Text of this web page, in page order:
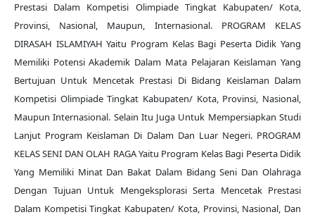
Prestasi Dalam Kompetisi Olimpiade Tingkat Kabupaten/ Kota,
Provinsi, Nasional, Maupun, Internasional. PROGRAM KELAS
DIRASAH ISLAMIYAH Yaitu Program Kelas Bagi Peserta Didik Yang
Memiliki Potensi Akademik Dalam Mata Pelajaran Keislaman Yang
Bertujuan Untuk Mencetak Prestasi Di Bidang Keislaman Dalam
Kompetisi Olimpiade Tingkat Kabupaten/ Kota, Provinsi, Nasional,
Maupun Internasional. Selain Itu Juga Untuk Mempersiapkan Studi
Lanjut Program Keislaman Di Dalam Dan Luar Negeri. PROGRAM
KELAS SENI DAN OLAH RAGA Yaitu Program Kelas Bagi Peserta Didik
Yang Memiliki Minat Dan Bakat Dalam Bidang Seni Dan Olahraga
Dengan Tujuan Untuk Mengeksplorasi Serta Mencetak Prestasi
Dalam Kompetisi Tingkat Kabupaten/ Kota, Provinsi, Nasional, Dan